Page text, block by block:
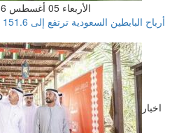
الأربعاء 05 أغسطس 2026 09:38 مساءً
اخبار